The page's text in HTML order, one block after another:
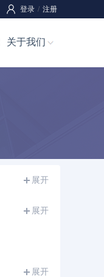
登录 / 注册
关于我们
展开
展开
展开